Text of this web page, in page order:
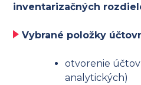
inventarizačných
Vybrané položky
otvorenie
analytických)